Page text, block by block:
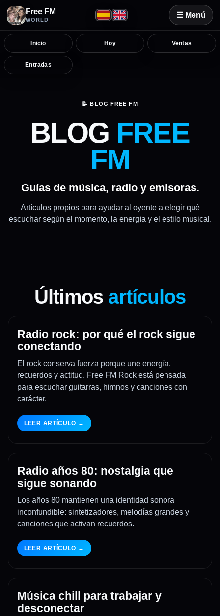
Free FM
WORLD
☰ Menú
Inicio Hoy Ventas
Entradas
📝 BLOG FREE FM
BLOG FREE
FM
Guías de música, radio y emisoras.
Artículos propios para ayudar al oyente a elegir qué
escuchar según el momento, la energía y el estilo musical.
Últimos artículos
Radio rock: por qué el rock sigue
conectando
El rock conserva fuerza porque une energía,
recuerdos y actitud. Free FM Rock está pensada
para escuchar guitarras, himnos y canciones con
carácter.
LEER ARTÍCULO →
Radio años 80: nostalgia que
sigue sonando
Los años 80 mantienen una identidad sonora
inconfundible: sintetizadores, melodías grandes y
canciones que activan recuerdos.
LEER ARTÍCULO →
Música chill para trabajar y
desconectar